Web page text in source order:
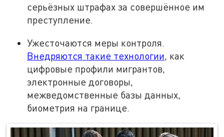
серьёзных штрафах за совершённое им
преступление.
Ужесточаются меры контроля.
Внедряются такие технологии , как
цифровые профили мигрантов,
электронные договоры,
межведомственные базы данных,
биометрия на границе.